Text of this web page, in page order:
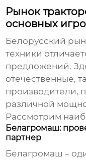
Рынок
основных
Белорусский
техники
предложений.
отечественные,
производители,
различной
Рассмотрим
Белагромаш:
партнер
Белагромаш –